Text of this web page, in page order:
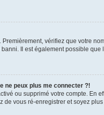
vérifiez que votre
Il est également possible
ne peux plus me connecter ?!
ou supprimé votre compte.
de vous ré-enregistrer et soyez